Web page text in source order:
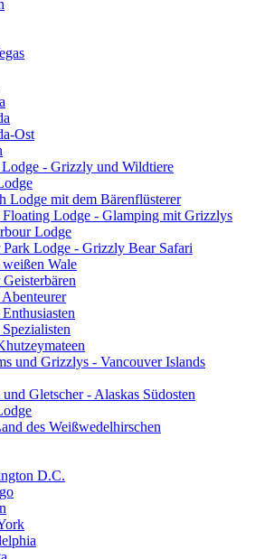
Ost
- Grizzly und Wildtiere
Lodge mit dem Bärenflüsterer
Lodge - Glamping mit Grizzlys
Lodge
Park Lodge - Grizzly Bear Safari
Wale
und Grizzlys - Vancouver Islands
Gletscher - Alaskas Südosten
des Weißwedelhirschen
D.C.